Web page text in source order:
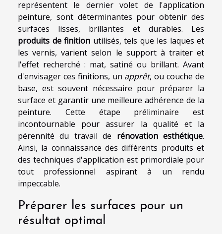
représentent le dernier volet de l'application
peinture, sont déterminantes pour obtenir des
surfaces lisses, brillantes et durables. Les
produits de finition utilisés, tels que les laques et
les vernis, varient selon le support à traiter et
l'effet recherché : mat, satiné ou brillant. Avant
d'envisager ces finitions, un apprêt, ou couche de
base, est souvent nécessaire pour préparer la
surface et garantir une meilleure adhérence de la
peinture. Cette étape préliminaire est
incontournable pour assurer la qualité et la
pérennité du travail de rénovation esthétique.
Ainsi, la connaissance des différents produits et
des techniques d'application est primordiale pour
tout professionnel aspirant à un rendu
impeccable.
Préparer les surfaces pour un
résultat optimal